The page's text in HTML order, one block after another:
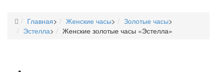
Главная> Женские часы> Золотые часы>
Эстелла> Женские золотые часы «Эстелла»